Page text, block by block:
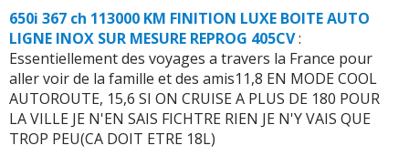
650i 367 ch 113000 KM FINITION LUXE BOITE AUTO
LIGNE INOX SUR MESURE REPROG 405CV:
Essentiellement des voyages a travers la France pour
aller voir de la famille et des amis11,8 EN MODE COOL
AUTOROUTE, 15,6 SI ON CRUISE A PLUS DE 180 POUR
LA VILLE JE N'EN SAIS FICHTRE RIEN JE N'Y VAIS QUE
TROP PEU(CA DOIT ETRE 18L)